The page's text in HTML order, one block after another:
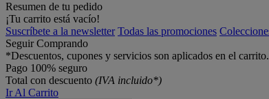
Resumen de tu pedido
¡Tu carrito está vacío!
Suscríbete a la newsletter Todas las promociones
Seguir Comprando
*Descuentos, cupones y servicios son aplicados en el
Pago 100% seguro
Total con descuento (IVA incluido*)
Ir Al Carrito